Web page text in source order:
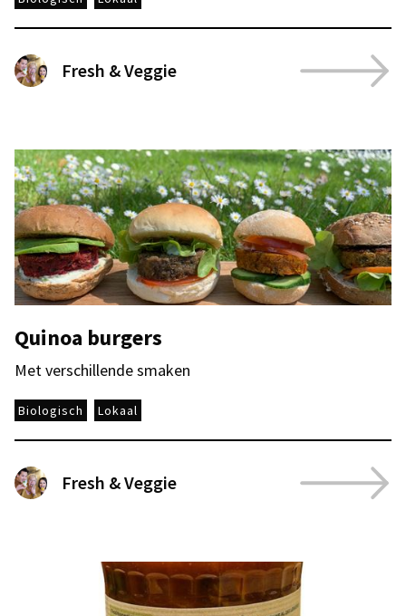
Fresh & Veggie
Quinoa burgers
Met verschillende smaken
Biologisch Lokaal
Fresh & Veggie